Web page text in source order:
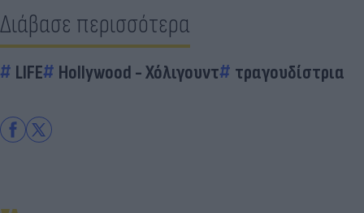
Διάβασε περισσότερα
LIFE Hollywood - Χόλιγουντ τραγουδίστρια